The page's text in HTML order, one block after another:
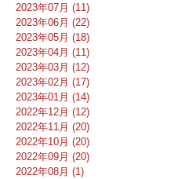
2023年07月 (11)
2023年06月 (22)
2023年05月 (18)
2023年04月 (11)
2023年03月 (12)
2023年02月 (17)
2023年01月 (14)
2022年12月 (12)
2022年11月 (20)
2022年10月 (20)
2022年09月 (20)
2022年08月 (1)